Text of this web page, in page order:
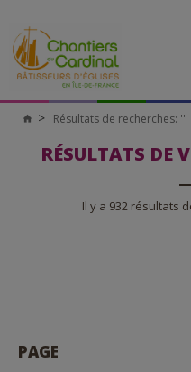
Chantiers
Cardinal
Résultats de recherches: ''
RÉSULTATS DE
Il y a 932 résultats
PAGE